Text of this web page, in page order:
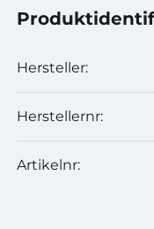
Hersteller:
Herstellernr:
Artikelnr: